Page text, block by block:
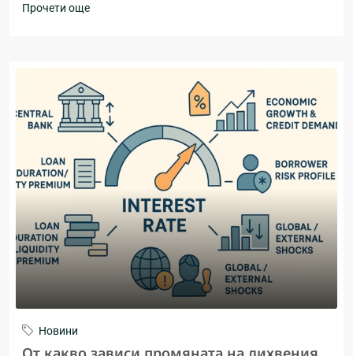
Прочети още
Новини